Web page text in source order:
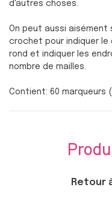
d'autres choses.
On peut aussi aisément
crochet pour indiquer le
rond et indiquer les
nombre de mailles.
Contient: 60 marqueurs
Retour